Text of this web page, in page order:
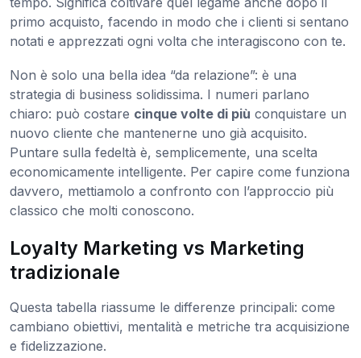
primo acquisto, facendo in modo che i clienti si sentano
notati e apprezzati ogni volta che interagiscono con te.
Non è solo una bella idea “da relazione”: è una
strategia di business solidissima. I numeri parlano
chiaro: può costare cinque volte di più conquistare un
nuovo cliente che mantenerne uno già acquisito.
Puntare sulla fedeltà è, semplicemente, una scelta
economicamente intelligente. Per capire come funziona
davvero, mettiamolo a confronto con l’approccio più
classico che molti conoscono.
Loyalty Marketing vs Marketing
tradizionale
Questa tabella riassume le differenze principali: come
cambiano obiettivi, mentalità e metriche tra acquisizione
e fidelizzazione.